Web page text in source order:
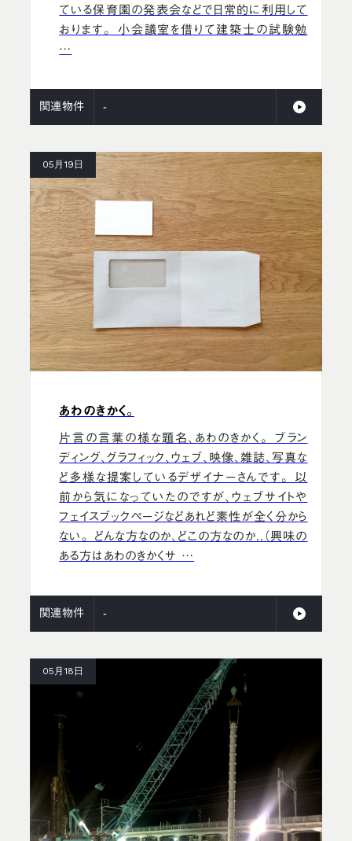
ている保育園の発表会などで日常的に利用して
おります。 小会議室を借りて建築士の試験勉
…
関連物件 -
05月19日
あわのきかく。
片言の言葉の様な題名、あわのきかく。 ブラン
ディング、グラフィック、ウェブ、映像、雑誌、写真な
ど多様な提案しているデザイナーさんです。 以
前から気になっていたのですが、ウェブサイトや
フェイスブックページなどあれど素性が全く分から
ない。 どんな方なのか、どこの方なのか..（興味の
ある方はあわのきかくサ …
関連物件 -
05月18日